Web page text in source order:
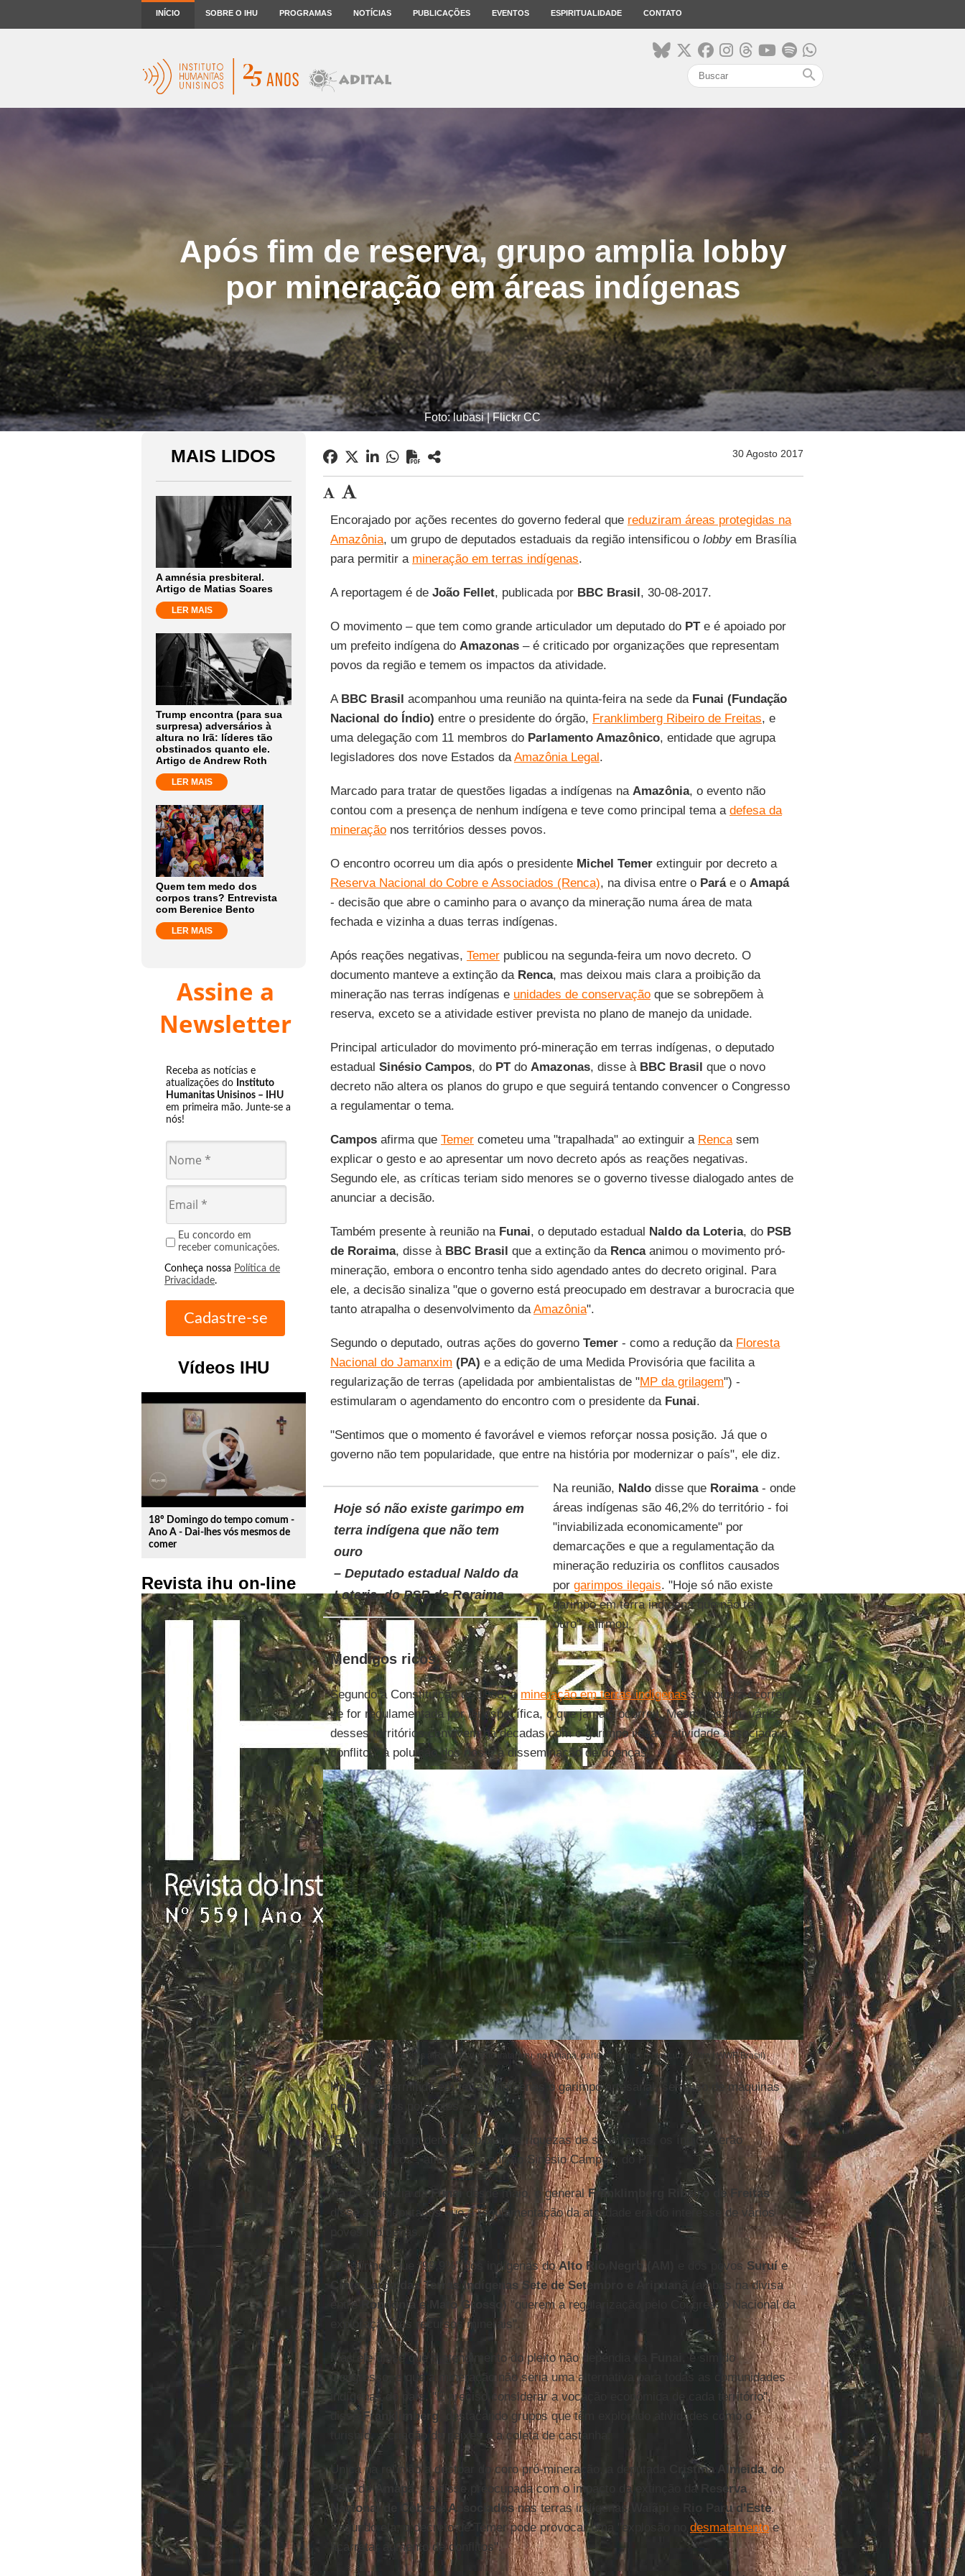
INÍCIO SOBRE O IHU PROGRAMAS NOTÍCIAS PUBLICAÇÕES EVENTOS ESPIRITUALIDADE CONTATO
search
Após fim de reserva, grupo amplia lobby
por mineração em áreas indígenas
Foto: lubasi | Flickr CC
MAIS LIDOS
A amnésia presbiteral.
Artigo de Matias Soares
LER MAIS
Trump encontra (para sua
surpresa) adversários à
altura no Irã: líderes tão
obstinados quanto ele.
Artigo de Andrew Roth
LER MAIS
Quem tem medo dos
corpos trans? Entrevista
com Berenice Bento
LER MAIS
Assine a
Newsletter
Receba as notícias e
atualizações do Instituto
Humanitas Unisinos – IHU
em primeira mão. Junte-se a
nós!
Eu concordo em
receber comunicações.
Conheça nossa Política de
Privacidade.
Vídeos IHU
play_circle_outline
18º Domingo do tempo comum -
Ano A - Dai-lhes vós mesmos de
comer
Revista ihu on-line
30 Agosto 2017
Encorajado por ações recentes do governo federal que reduziram áreas protegidas na
Amazônia, um grupo de deputados estaduais da região intensificou o lobbyem Brasília
para permitir a mineração em terras indígenas.
A reportagem é de João Fellet, publicada por BBC Brasil, 30-08-2017.
O movimento – que tem como grande articulador um deputado do PTe é apoiado por
um prefeito indígena do Amazonas– é criticado por organizações que representam
povos da região e temem os impactos da atividade.
A BBC Brasil acompanhou uma reunião na quinta-feira na sede da Funai (Fundação
Nacional do Índio) entre o presidente do órgão, Franklimberg Ribeiro de Freitas, e
uma delegação com 11 membros do Parlamento Amazônico, entidade que agrupa
legisladores dos nove Estados daAmazônia Legal.
Marcado para tratar de questões ligadas a indígenas na Amazônia, o evento não
contou com a presença de nenhum indígena e teve como principal tema a defesa da
mineraçãonos territórios desses povos.
O encontro ocorreu um dia após o presidente Michel Temerextinguir por decreto a
Reserva Nacional do Cobre e Associados (Renca), na divisa entre o Paráe o Amapá
- decisão que abre o caminho para o avanço da mineração numa área de mata
fechada e vizinha a duas terras indígenas.
Após reações negativas, Temerpublicou na segunda-feira um novo decreto. O
documento manteve a extinção da Renca, mas deixou mais clara a proibição da
mineração nas terras indígenas e unidades de conservaçãoque se sobrepõem à
reserva, exceto se a atividade estiver prevista no plano de manejo da unidade.
Principal articulador do movimento pró-mineração em terras indígenas, o deputado
estadual Sinésio Campos, do PTdo Amazonas, disse à BBC Brasil que o novo
decreto não altera os planos do grupo e que seguirá tentando convencer o Congresso
a regulamentar o tema.
Camposafirma que Temercometeu uma "trapalhada" ao extinguir a Rencasem
explicar o gesto e ao apresentar um novo decreto após as reações negativas.
Segundo ele, as críticas teriam sido menores se o governo tivesse dialogado antes de
anunciar a decisão.
Também presente à reunião na Funai, o deputado estadual Naldo da Loteria, do PSB
de Roraima, disse à BBC Brasil que a extinção da Rencaanimou o movimento pró-
mineração, embora o encontro tenha sido agendado antes do decreto original. Para
ele, a decisão sinaliza "que o governo está preocupado em destravar a burocracia que
tanto atrapalha o desenvolvimento daAmazônia".
Segundo o deputado, outras ações do governo Temer- como a redução da Floresta
Nacional do Jamanxim (PA) e a edição de uma Medida Provisória que facilita a
regularização de terras (apelidada por ambientalistas de "MP da grilagem") -
estimularam o agendamento do encontro com o presidente da Funai.
"Sentimos que o momento é favorável e viemos reforçar nossa posição. Já que o
governo não tem popularidade, que entre na história por modernizar o país", ele diz.
Hoje só não existe garimpo em
terra indígena que não tem
ouro
– Deputado estadual Naldo da
Loteria, do PSB de Roraima
Na reunião, Naldodisse que Roraima- onde
áreas indígenas são 46,2% do território - foi
"inviabilizada economicamente" por
demarcações e que a regulamentação da
mineração reduziria os conflitos causados
por garimpos ilegais. "Hoje só não existe
garimpo em terra indígena que não tem
ouro", afirmou.
Mendigos ricos
Segundo a Constituição de 1988, a mineração em terras indígenassó poderá ocorrer
se for regulamentada por lei específica, o que jamais ocorreu. Mesmo assim, vários
desses territórios convivem há décadas com o garimpo ilegal - atividade associada a
conflitos, à poluição dos rios e à disseminação de doenças.
Um dos acessos à Reserva do Rio Iratapuru, no Amapá, parte da Renca (Foto: Luiz Coltro | WWF-Brasil)
Hoje só é permitido em terras indígenas o garimpo artesanal, sem uso de máquinas
nem produtos poluentes.
"Enquanto não puderem explorar as riquezas de suas terras, os índios serão
mendigos ricos", afirmou na reunião Sinésio Campos, do PT.
Na presidência daFunai desde maio, o generalFranklimberg Ribeiro de Freitas
disse aos deputados que a regulamentação da atividade era do interesse de vários
povos indígenas.
Ele afirmou que "99,9%" dos indígenas doAlto Rio Negro (AM) e dos povosSuruíe
Cinta Larga das Terras Indígenas Sete de Setembro e Aripuanã
(ambas na divisa
entre
Rondônia e Mato Grosso ) "querem a regularização pelo Congresso Nacional da
exploração dos recursos minerais".
Mas ele disse que o atendimento do pleito não dependia da
, e sim do
Congresso, e que a mineração não seria uma alternativa para todas as comunidades
indígenas do país. "É preciso considerar a vocação econômica de cada território",
Franklimberg
, destacando grupos que têm explorado atividades como o
turismo, a criação de peixes e a coleta de castanha.
Única na reunião a destoar do coro pró-mineração, a deputada Cristina Almeida, do
PSBdo Amapá, se disse preocupada com o impacto da extinção da
Reserva
Nacional de Cobre e Associadosnas terras indígenas Waiãpi Rio Paru d'Este.
Segundo ela, o decreto de Temer pode provocar uma "explosão no desmatamentoe
acarretar aumento de conflitos".